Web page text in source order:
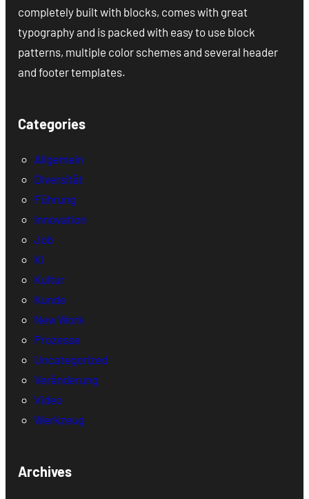
completely built with blocks, comes with great
typography and is packed with easy to use block
patterns, multiple color schemes and several header
and footer templates.
Categories
Allgemein
Diversität
Führung
Innovation
Job
KI
Kultur
Kunde
New Work
Prozesse
Uncategorized
Veränderung
Video
Werkzeug
Archives